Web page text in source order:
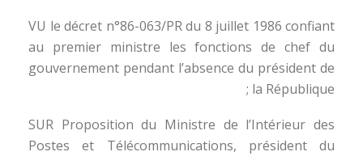
VU le décret n°86-063/PR du 8 juillet 1986 confiant
au premier ministre les fonctions de chef du
gouvernement pendant l’absence du président de
la République ;
SUR Proposition du Ministre de l’Intérieur des
Postes et Télécommunications, président du